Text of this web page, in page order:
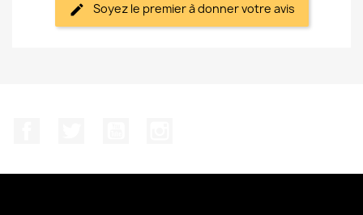
Soyez le premier à donner votre avis